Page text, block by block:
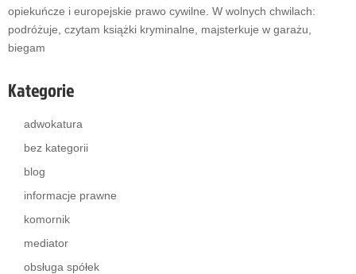
opiekuńcze i europejskie prawo cywilne. W wolnych chwilach:
podróżuje, czytam książki kryminalne, majsterkuje w garażu,
biegam
Kategorie
adwokatura
bez kategorii
blog
informacje prawne
komornik
mediator
obsługa spółek